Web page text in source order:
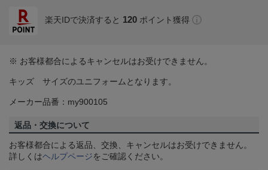
楽天IDで決済すると 120 ポイント獲得
※ お客様都合によるキャンセルはお受けできません。
キッズ サイズのユニフォームとなります。
メーカー品番：my900105
返品・交換について
お客様都合による返品、交換、キャンセルはお受けできません。
詳しくはヘルプページをご確認ください。